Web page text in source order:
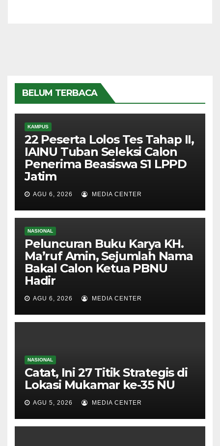
BELUM TERBACA
KAMPUS
22 Peserta Lolos Tes Tahap II,
IAINU Tuban Seleksi Calon
Penerima Beasiswa S1 LPPD
Jatim
AGU 6, 2026 MEDIA CENTER
NASIONAL
Peluncuran Buku Karya KH.
Ma’ruf Amin, Sejumlah Nama
Bakal Calon Ketua PBNU
Hadir
AGU 6, 2026 MEDIA CENTER
NASIONAL
Catat, Ini 27 Titik Strategis di
Lokasi Mukamar ke-35 NU
AGU 5, 2026 MEDIA CENTER